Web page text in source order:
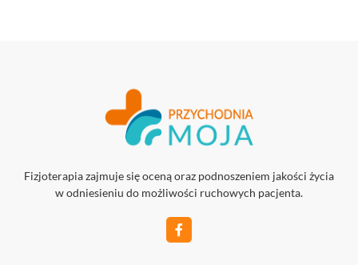
Fizjoterapia zajmuje się oceną oraz podnoszeniem jakości życia
w odniesieniu do możliwości ruchowych pacjenta.